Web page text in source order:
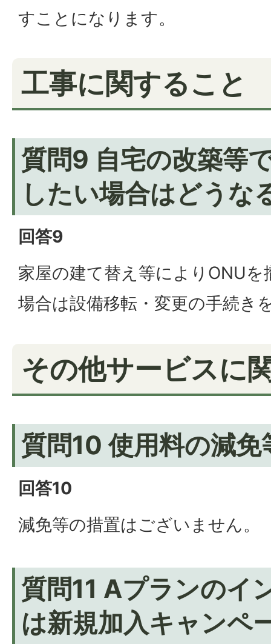
すことになります。
工事に関すること
質問9 自宅の改築等
したい場合はどうな
回答9
家屋の建て替え等によりONU
場合は設備移転・変更の手続き
その他サービスに
質問10 使用料の減
回答10
減免等の措置はございません。
質問11 Aプランのイ
は新規加入キャンペ